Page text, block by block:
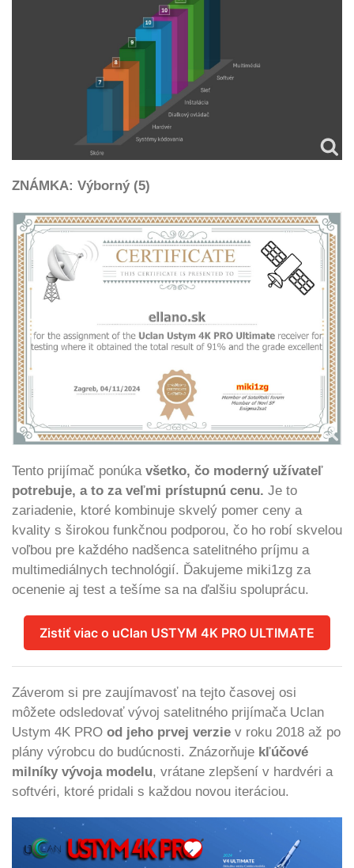
ZNÁMKA: Výborný (5)
Tento prijímač ponúka všetko, čo moderný užívateľ
potrebuje, a to za veľmi prístupnú cenu. Je to
zariadenie, ktoré kombinuje skvelý pomer ceny a
kvality s širokou funkčnou podporou, čo ho robí skvelou
voľbou pre každého nadšenca satelitného príjmu a
multimediálnych technológií. Ďakujeme miki1zg za
ocenenie aj test a tešíme sa na ďalšiu spoluprácu.
Zistiť viac o uClan USTYM 4K PRO ULTIMATE
Záverom si pre zaujímavosť na tejto časovej osi
môžete odsledovať vývoj satelitného prijímača Uclan
Ustym 4K PRO od jeho prvej verzie v roku 2018 až po
plány výrobcu do budúcnosti. Znázorňuje kľúčové
milníky vývoja modelu, vrátane zlepšení v hardvéri a
softvéri, ktoré pridali s každou novou iteráciou.